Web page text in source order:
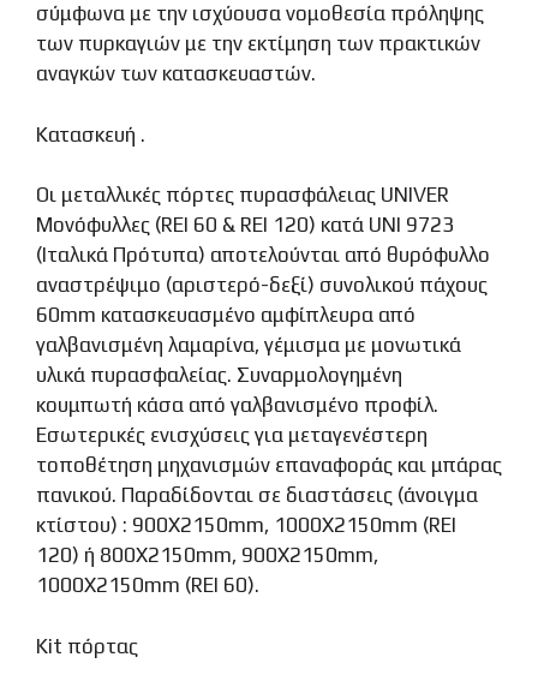
σύμφωνα με την ισχύουσα νομοθεσία πρόληψης
των πυρκαγιών με την εκτίμηση των πρακτικών
αναγκών των κατασκευαστών.
Κατασκευή .
Οι μεταλλικές πόρτες πυρασφάλειας UΝIVER
Μονόφυλλες (REI 60 & REI 120) κατά UNI 9723
(Ιταλικά Πρότυπα) αποτελούνται από θυρόφυλλο
αναστρέψιμο (αριστερό-δεξί) συνολικού πάχους
60mm κατασκευασμένο αμφίπλευρα από
γαλβανισμένη λαμαρίνα, γέμισμα με μονωτικά
υλικά πυρασφαλείας. Συναρμολογημένη
κουμπωτή κάσα από γαλβανισμένο προφίλ.
Εσωτερικές ενισχύσεις για μεταγενέστερη
τοποθέτηση μηχανισμών επαναφοράς και μπάρας
πανικού. Παραδίδονται σε διαστάσεις (άνοιγμα
κτίστου) : 900X2150mm, 1000X2150mm (REI
120) ή 800X2150mm, 900X2150mm,
1000X2150mm (REI 60).
Kit πόρτας